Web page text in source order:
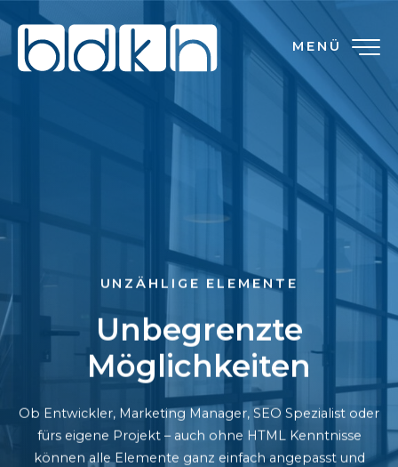
MENÜ
UNZÄHLIGE ELEMENTE
Unbegrenzte
Möglichkeiten
Ob Entwickler, Marketing Manager, SEO Spezialist oder
fürs eigene Projekt – auch ohne HTML Kenntnisse
können alle Elemente ganz einfach angepasst und